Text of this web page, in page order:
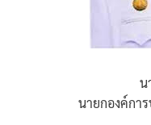
น
นายกองค์กา